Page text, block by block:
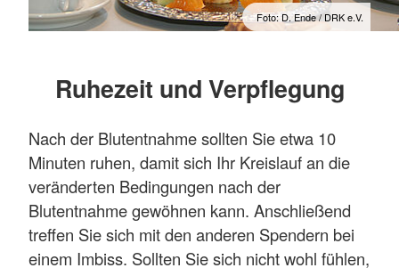
Foto: D. Ende / DRK e.V.
Ruhezeit und Verpflegung
Nach der Blutentnahme sollten Sie etwa 10
Minuten ruhen, damit sich Ihr Kreislauf an die
veränderten Bedingungen nach der
Blutentnahme gewöhnen kann. Anschließend
treffen Sie sich mit den anderen Spendern bei
einem Imbiss. Sollten Sie sich nicht wohl fühlen,